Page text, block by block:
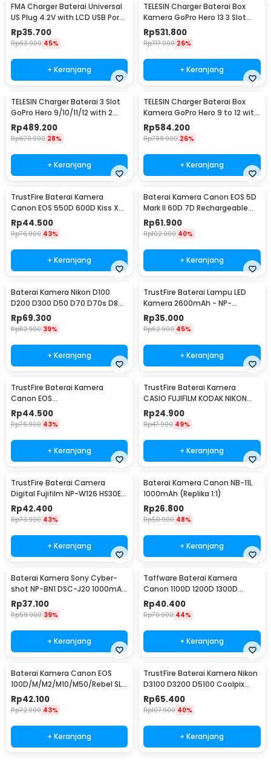
FMA Charger Baterai Universal
US Plug 4.2V with LCD USB Port
5.2V - A73E
Rp35.700
Rp63.900 45%
+ Keranjang
TELESIN Charger Baterai Box
Kamera GoPro Hero 13 3 Slot
with Battery - S0-ECB-12-TGP
Rp531.800
Rp717.900 26%
+ Keranjang
TELESIN Charger Baterai 3 Slot
GoPro Hero 9/10/11/12 with 2
Batteries - S0-BCG-04-TGP
Rp489.200
Rp670.900 28%
+ Keranjang
TELESIN Charger Baterai Box
Kamera GoPro Hero 9 to 12 with
2 Battery - S0-ECB-01-TGP
Rp584.200
Rp788.900 26%
+ Keranjang
TrustFire Baterai Kamera
Canon EOS 550D 600D Kiss X4
Rebel T2i 1800mAh - LP-E8
(Replika 1:1)
Rp44.500
Rp76.900 43%
+ Keranjang
Baterai Kamera Canon EOS 5D
Mark II 60D 7D Rechargeable
2650mAh - LP-E6/E6N (Replika
1:1)
Rp61.900
Rp102.900 40%
+ Keranjang
Baterai Kamera Nikon D100
D200 D300 D50 D70 D70s D80
D90 D700 2750mAh - EN-EL3E
(Replika 1:1)
Rp69.300
Rp112.900 39%
+ Keranjang
TrustFire Baterai Lampu LED
Kamera 2600mAh - NP-
F550/NP-F570 (Replika 1:1)
Rp35.000
Rp62.900 45%
+ Keranjang
TrustFire Baterai Kamera
Canon EOS
1000D/450D/500D/Kiss/Rebel
1600mAh - LP-E5
Rp44.500
Rp76.900 43%
+ Keranjang
TrustFire Baterai Kamera
CASIO FUJIFILM KODAK NIKON
OLYMPUS 1200mAh - Li-42B
(Replika 1:1)
Rp24.900
Rp47.900 49%
+ Keranjang
TrustFire Baterai Camera
Digital Fujifilm NP-W126 HS30EX
(Replika 1:1) - NP-W126
Rp42.400
Rp73.900 43%
+ Keranjang
Baterai Kamera Canon NB-11L
1000mAh (Replika 1:1)
Rp26.800
Rp50.900 48%
+ Keranjang
Baterai Kamera Sony Cyber-
shot NP-BN1 DSC-J20 1000mAh
(Replika 1:1)
Rp37.100
Rp59.900 39%
+ Keranjang
Taffware Baterai Kamera
Canon 1100D 1200D 1300D
1500D 3000D 2200mAh - LP-E10
Rp40.400
Rp70.900 44%
+ Keranjang
Baterai Kamera Canon EOS
100D/M/M2/M10/M50/Rebel SL1
1250mAh - (Replika 1:1) LP-E12
Rp42.100
Rp72.900 43%
+ Keranjang
TrustFire Baterai Kamera Nikon
D3100 D3200 D5100 Coolpix
1500mAh - EN-EL14(Replika 1:1)
Rp65.400
Rp107.900 40%
+ Keranjang